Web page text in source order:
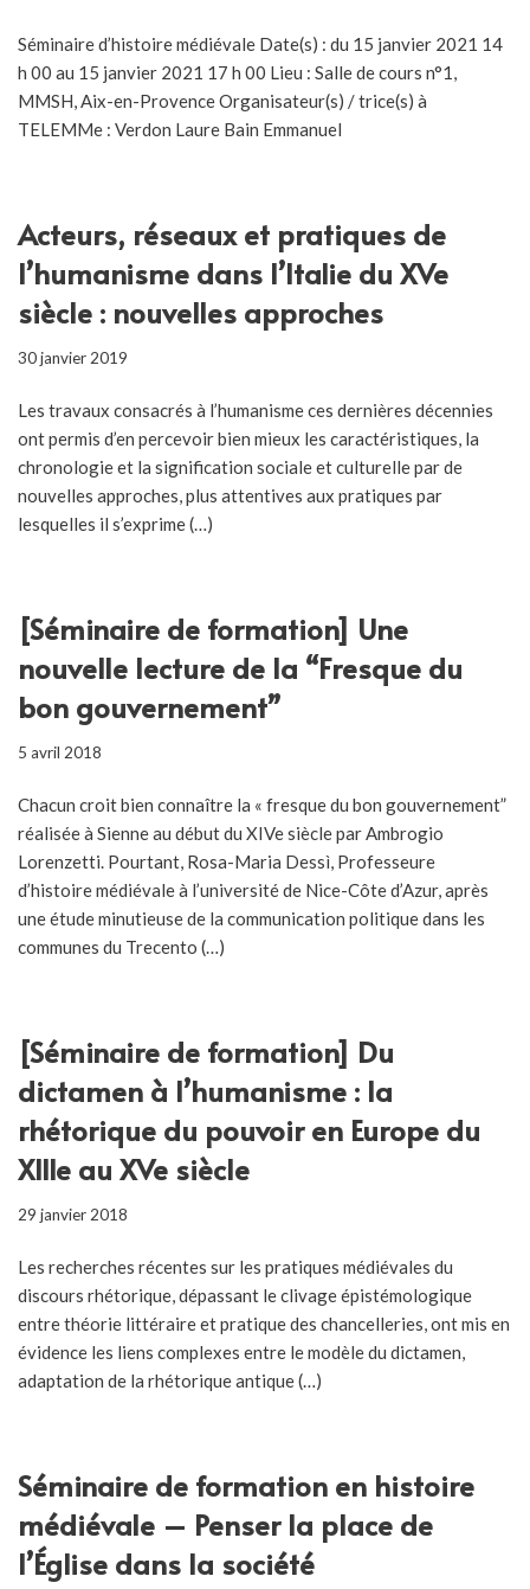
Séminaire d’histoire médiévale Date(s) : du 15 janvier 2021 14
h 00 au 15 janvier 2021 17 h 00 Lieu : Salle de cours n°1,
MMSH, Aix-en-Provence Organisateur(s) / trice(s) à
TELEMMe : Verdon Laure Bain Emmanuel
Acteurs, réseaux et pratiques de
l’humanisme dans l’Italie du XVe
siècle : nouvelles approches
30 janvier 2019
Les travaux consacrés à l’humanisme ces dernières décennies
ont permis d’en percevoir bien mieux les caractéristiques, la
chronologie et la signification sociale et culturelle par de
nouvelles approches, plus attentives aux pratiques par
lesquelles il s’exprime (…)
[Séminaire de formation] Une
nouvelle lecture de la “Fresque du
bon gouvernement”
5 avril 2018
Chacun croit bien connaître la « fresque du bon gouvernement”
réalisée à Sienne au début du XIVe siècle par Ambrogio
Lorenzetti. Pourtant, Rosa-Maria Dessì, Professeure
d’histoire médiévale à l’université de Nice-Côte d’Azur, après
une étude minutieuse de la communication politique dans les
communes du Trecento (…)
[Séminaire de formation] Du
dictamen à l’humanisme : la
rhétorique du pouvoir en Europe du
XIIIe au XVe siècle
29 janvier 2018
Les recherches récentes sur les pratiques médiévales du
discours rhétorique, dépassant le clivage épistémologique
entre théorie littéraire et pratique des chancelleries, ont mis en
évidence les liens complexes entre le modèle du dictamen,
adaptation de la rhétorique antique (…)
Séminaire de formation en histoire
médiévale – Penser la place de
l’Église dans la société